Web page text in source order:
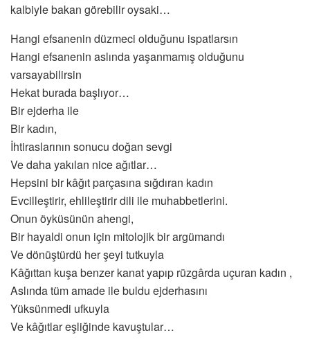
kalbiyle bakan görebilir oysaki…
Hangi efsanenin düzmeci olduğunu ispatlarsın
Hangi efsanenin aslında yaşanmamış olduğunu
varsayabilirsin
Hekat burada başlıyor…
Bir ejderha ile
Bir kadın,
İhtiraslarının sonucu doğan sevgi
Ve daha yakılan nice ağıtlar…
Hepsini bir kâğıt parçasına sığdıran kadın
Evcilleştirir, ehlileştirir dili ile muhabbetlerini.
Onun öyküsünün ahengi,
Bir hayaldi onun için mitolojik bir argümandı
Ve dönüştürdü her şeyi tutkuyla
Kâğıttan kuşa benzer kanat yapıp rüzgârda uçuran kadın ,
Aslında tüm amade ile buldu ejderhasını
Yüksünmedi ufkuyla
Ve kâğıtlar eşliğinde kavuştular…